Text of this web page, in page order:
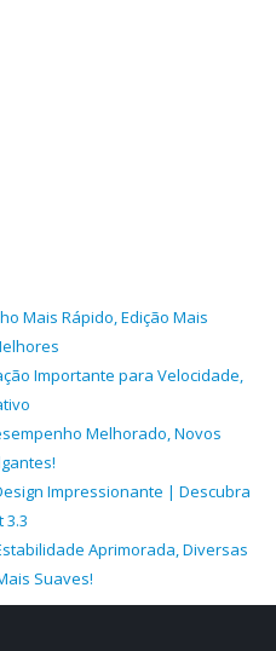
Mais Rápido, Edição Mais
Importante para Velocidade,
Melhorado, Novos
Impressionante | Descubra
3.3
Aprimorada, Diversas
Suaves!